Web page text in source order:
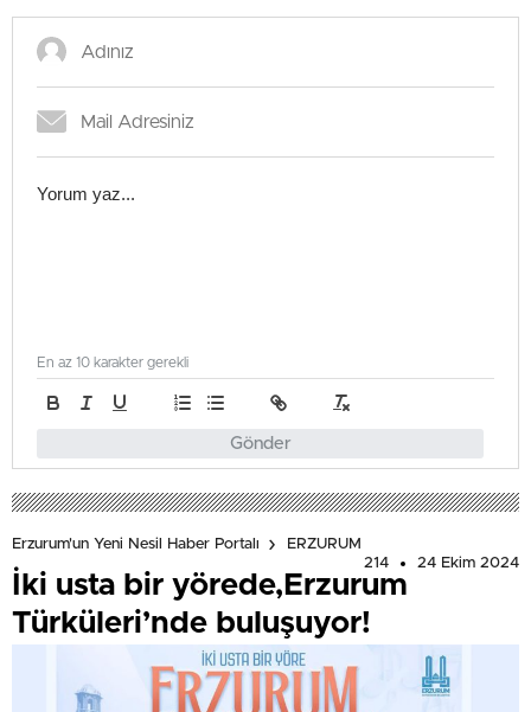
Gönder
En az 10 karakter gerekli
Erzurum'un Yeni Nesil Haber Portalı
ERZURUM
214
24 Ekim 2024
İki usta bir yörede,Erzurum
Türküleri’nde buluşuyor!